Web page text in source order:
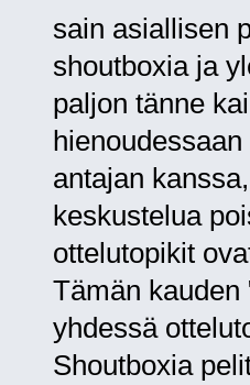
sain asiallisen
shoutboxia ja
paljon tänne
antajan
keskustelua
ottelutopikit
Tämän
yhdessä
Shoutboxia